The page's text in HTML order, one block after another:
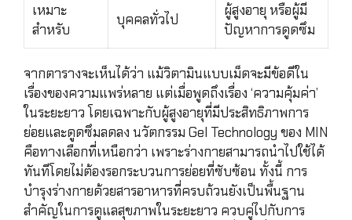
เหมาะ
สำหรับ
บุคคลทั่วไป
ผู้สูงอายุ หรือผู้มี
ปัญหาการดูดซึม
จากตารางจะเห็นได้ว่า แม้วิตามินแบบเม็ดจะมีข้อดีใน
เรื่องของความแพร่หลาย แต่เมื่อพูดถึงเรื่อง ‘ความคุ้มค่า’
ในระยะยาว โดยเฉพาะกับผู้สูงอายุที่มีประสิทธิภาพการ
ย่อยและดูดซึมลดลง นวัตกรรม Gel Technology ของ MIN
คือทางเลือกที่เหนือกว่า เพราะร่างกายสามารถนำไปใช้ได้
ทันทีโดยไม่ต้องรอกระบวนการย่อยที่ซับซ้อน ทั้งนี้ การ
บำรุงร่างกายด้วยสารอาหารที่ครบถ้วนยังเป็นพื้นฐาน
สำคัญในการดูแลสุขภาพในระยะยาว ควบคู่ไปกับการ